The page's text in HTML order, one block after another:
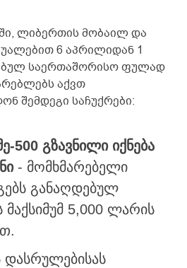
ლიბერთის მობაილ და
6 აპრილიდან 1
საერთაშორისო ფულად
აქვთ
შემდეგი საჩუქრები:
500 გზავნილი იქნება
- მომხმარებელი
განაღდებულ
მაქსიმუმ 5,000 ლარის
დასრულებისას